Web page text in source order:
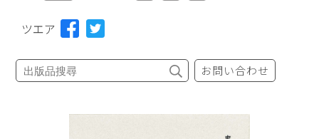
ツエア
お問い合わせ